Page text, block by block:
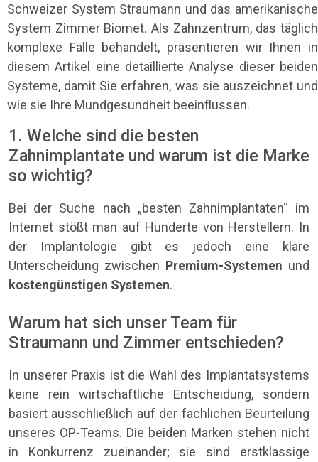
Schweizer System Straumann und das amerikanische
System Zimmer Biomet. Als Zahnzentrum, das täglich
komplexe Fälle behandelt, präsentieren wir Ihnen in
diesem Artikel eine detaillierte Analyse dieser beiden
Systeme, damit Sie erfahren, was sie auszeichnet und
wie sie Ihre Mundgesundheit beeinflussen.
1. Welche sind die besten
Zahnimplantate und warum ist die Marke
so wichtig?
Bei der Suche nach „besten Zahnimplantaten“ im
Internet stößt man auf Hunderte von Herstellern. In
der Implantologie gibt es jedoch eine klare
Unterscheidung zwischen Premium-Systemen und
kostengünstigen Systemen.
Warum hat sich unser Team für
Straumann und Zimmer entschieden?
In unserer Praxis ist die Wahl des Implantatsystems
keine rein wirtschaftliche Entscheidung, sondern
basiert ausschließlich auf der fachlichen Beurteilung
unseres OP-Teams. Die beiden Marken stehen nicht
in Konkurrenz zueinander; sie sind erstklassige